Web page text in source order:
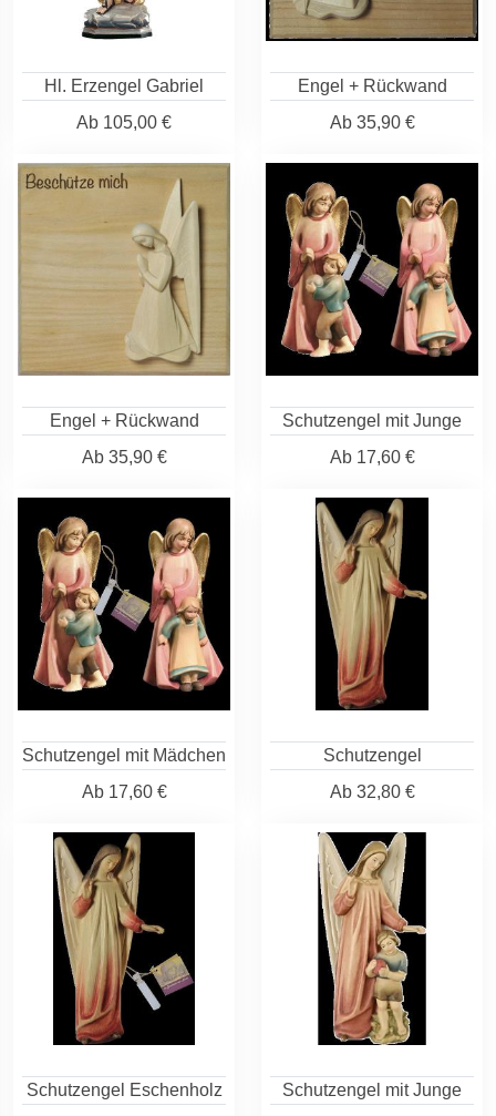
Hl. Erzengel Gabriel
Ab 105,00 €
Engel + Rückwand
Ab35,90 €
Engel + Rückwand
Ab35,90 €
Schutzengel mit Junge
Ab17,60 €
Schutzengel mit Mädchen
Ab17,60 €
Schutzengel
Ab32,80 €
Schutzengel Eschenholz
Schutzengel mit Junge